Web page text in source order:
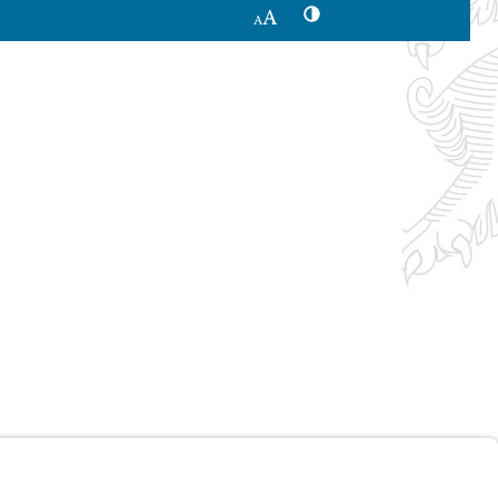
SchriftgrößeKontrastwechsel